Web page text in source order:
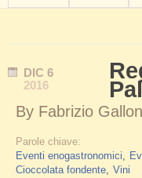
DIC 6
2016
By Fabrizio
Parole chiave:
Eventi enogastronomici
Cioccolata fondente Vini